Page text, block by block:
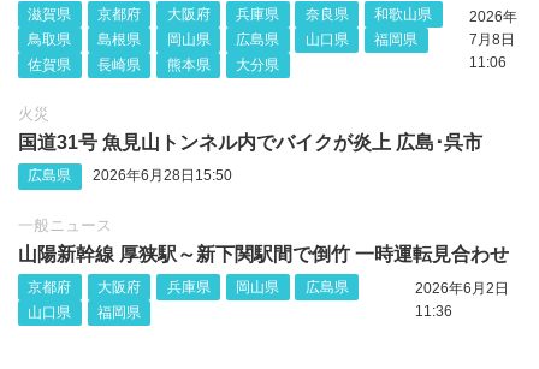
滋賀県 京都府 大阪府 兵庫県 奈良県
和歌山県
鳥取県
島根県 岡山県 広島県 山口県
福岡県
佐賀県
長崎県 熊本県 大分県
2026年
7月8日
11:06
火災
国道31号 魚見山トンネル内でバイクが炎上 広島･呉市
広島県 2026年6月28日15:50
一般ニュース
山陽新幹線 厚狭駅～新下関駅間で倒竹 一時運転見合わせ
京都府 大阪府 兵庫県 岡山県
広島県
山口県
福岡県
2026年6月2日
11:36